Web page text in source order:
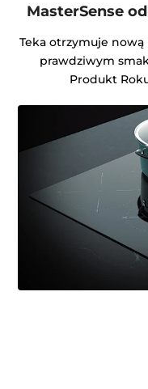
MasterSense
Teka otrzymuje
prawdziwym
Produkt